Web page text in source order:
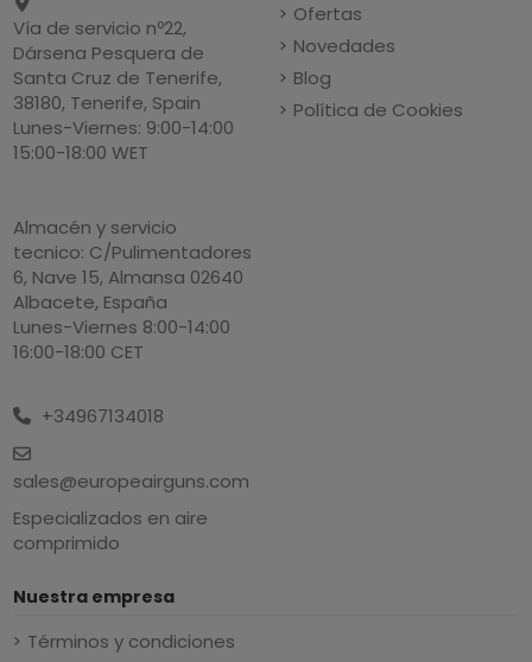
Vía de servicio nº22,
Dársena Pesquera de
Santa Cruz de Tenerife,
38180, Tenerife, Spain
Lunes-Viernes: 9:00-14:00
15:00-18:00 WET
Almacén y servicio
tecnico: C/Pulimentadores
6, Nave 15, Almansa 02640
Albacete, España
Lunes-Viernes 8:00-14:00
16:00-18:00 CET
+34967134018
sales@europeairguns.com
Especializados en aire
comprimido
Ofertas
Novedades
Blog
Política de Cookies
Nuestra empresa
Términos y condiciones